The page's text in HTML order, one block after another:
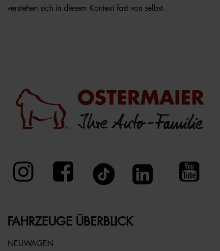
verstehen sich in diesem Kontext fast von selbst.
FAHRZEUGE ÜBERBLICK
NEUWAGEN